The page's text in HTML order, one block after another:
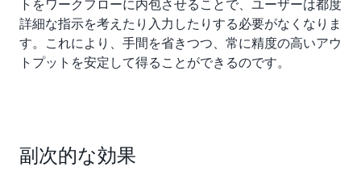
トをワークフローに内包させることで、ユーザーは都度
詳細な指示を考えたり入力したりする必要がなくなりま
す。これにより、手間を省きつつ、常に精度の高いアウ
トプットを安定して得ることができるのです。
副次的な効果